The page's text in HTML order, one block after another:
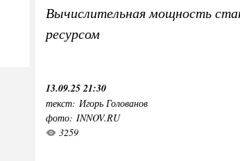
Вычислительная мощность
ресурсом
13.09.25 21:30
текст: Игорь Голованов
фото: INNOV.RU
3259